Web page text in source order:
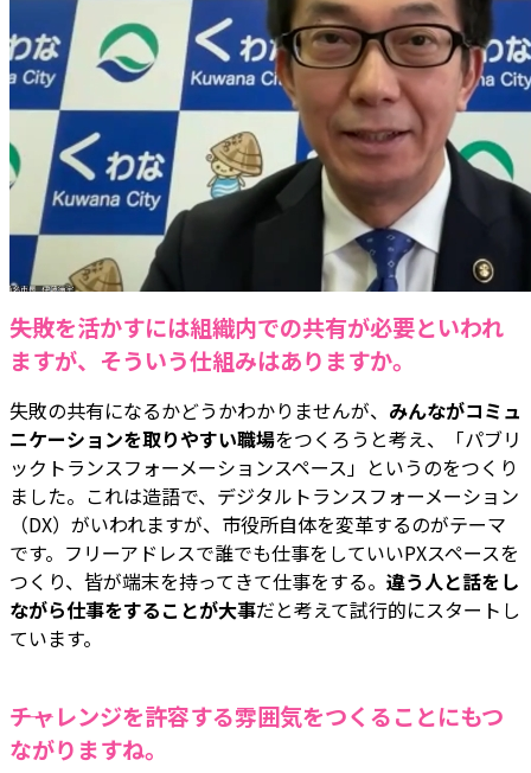
――失敗を活かすには組織内での共有が必要といわれ
ますが、そういう仕組みはありますか。
失敗の共有になるかどうかわかりませんが、 みんながコミュ
ニケーションを取りやすい職場をつくろうと考え、「パブリ
ックトランスフォーメーションスペース」というのをつくり
ました。これは造語で、デジタルトランスフォーメーション
（DX）がいわれますが、市役所自体を変革するのがテーマ
です。フリーアドレスで誰でも仕事をしていいPXスペースを
つくり、皆が端末を持ってきて仕事をする。 違う人と話をし
ながら仕事をすることが大事だと考えて試行的にスタートし
ています。
――チャレンジを許容する雰囲気をつくることにもつ
ながりますね。